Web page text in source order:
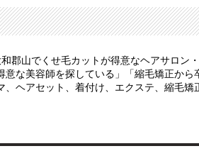
郡山でくせ毛カットが得意なヘアサロン
な美容師を探している」「縮毛矯正から
ヘアセット、着付け、エクステ、縮毛矯